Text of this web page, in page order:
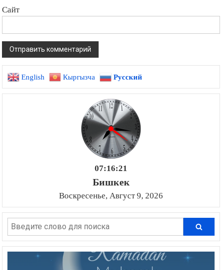
Сайт
English Кыргызча Русский
07:16:22
Бишкек
Воскресенье, Август 9, 2026